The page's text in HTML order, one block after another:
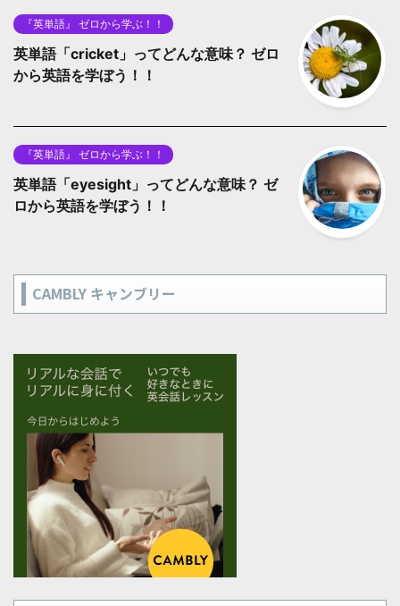
『英単語』 ゼロから学ぶ！！
英単語「cricket」ってどんな意味？ ゼロ
から英語を学ぼう！！
『英単語』 ゼロから学ぶ！！
英単語「eyesight」ってどんな意味？ ゼ
ロから英語を学ぼう！！
CAMBLY キャンブリー